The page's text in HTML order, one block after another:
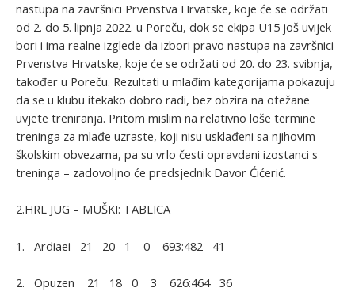
nastupa na završnici Prvenstva Hrvatske, koje će se održati
od 2. do 5. lipnja 2022. u Poreču, dok se ekipa U15 još uvijek
bori i ima realne izglede da izbori pravo nastupa na završnici
Prvenstva Hrvatske, koje će se održati od 20. do 23. svibnja,
također u Poreču. Rezultati u mlađim kategorijama pokazuju
da se u klubu itekako dobro radi, bez obzira na otežane
uvjete treniranja. Pritom mislim na relativno loše termine
treninga za mlađe uzraste, koji nisu usklađeni sa njihovim
školskim obvezama, pa su vrlo česti opravdani izostanci s
treninga – zadovoljno će predsjednik Davor Ćićerić.
2.HRL JUG – MUŠKI: TABLICA
1. Ardiaei 21 20 1 0 693:482 41
2. Opuzen 21 18 0 3 626:464 36